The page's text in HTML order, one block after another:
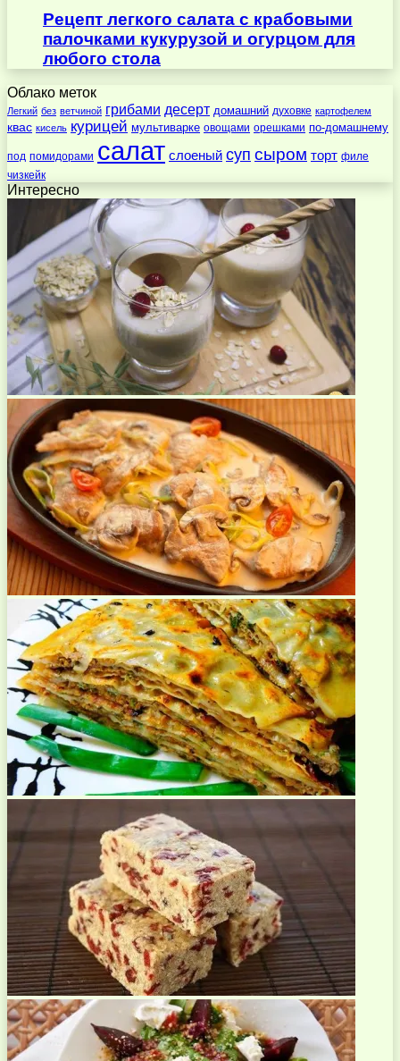
Рецепт легкого салата с крабовыми
палочками кукурузой и огурцом для
любого стола
Облако меток
Легкий без ветчиной грибами десерт домашний духовке картофелем
квас кисель курицей мультиварке овощами орешками по-домашнему
под помидорами салат слоеный суп сыром торт филе
чизкейк
Интересно